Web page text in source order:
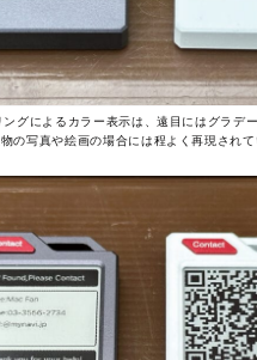
グによるカラー表示は、遠目にはグラデ
の写真や絵画の場合には程よく再現されて